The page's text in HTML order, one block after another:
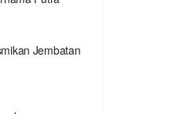
Jembatan